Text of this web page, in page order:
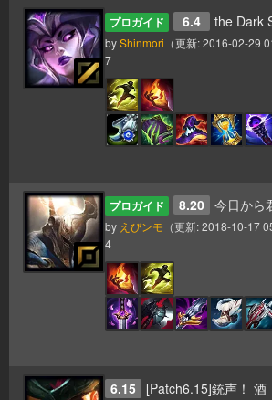
プロガイド 6.4 the Dark
byShinmori （更新:2016-02-29
7
プロガイド 8.20 今日から君
by えびンモ （更新:2018-10-17
4
6.15 [Patch6.15]銃声！ 酒！ 火薬の匂い！ そして一斉